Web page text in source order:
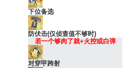
下位备选
防伏击(仅侦查值不够时)
若一个够肉了就+火控或白弹
对穿甲跨射